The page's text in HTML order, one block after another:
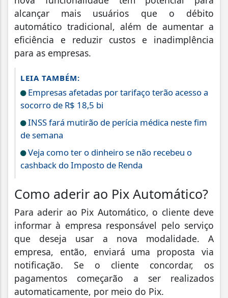
alcançar mais usuários que o débito
automático tradicional, além de aumentar a
eficiência e reduzir custos e inadimplência
para as empresas.
LEIA TAMBÉM:
Empresas afetadas por tarifaço terão acesso a
socorro de R$ 18,5 bi
INSS fará mutirão de perícia médica neste fim
de semana
Veja como ter o dinheiro se não recebeu o
cashback do Imposto de Renda
Como aderir ao Pix Automático?
Para aderir ao Pix Automático, o cliente deve
informar à empresa responsável pelo serviço
que deseja usar a nova modalidade. A
empresa, então, enviará uma proposta via
notificação. Se o cliente concordar, os
pagamentos começarão a ser realizados
automaticamente, por meio do Pix.